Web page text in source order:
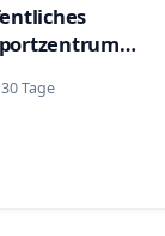
Tage